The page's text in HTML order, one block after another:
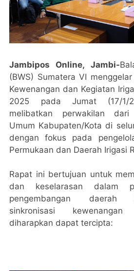
Jambipos Online, Jambi-
(BWS) Sumatera VI
Kewenangan dan Kegiatan
2025 pada Jumat (17/1/
melibatkan perwakilan
Umum Kabupaten/Kota di
dengan fokus pada
Permukaan dan Daerah Irigasi
Rapat ini bertujuan untuk
dan keselarasan dalam
pengembangan daerah
sinkronisasi
diharapkan dapat tercipta: